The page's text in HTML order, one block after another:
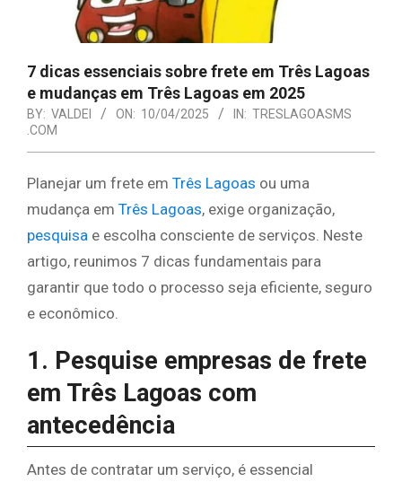
7 dicas essenciais sobre frete em Três Lagoas
e mudanças em Três Lagoas em 2025
BY: VALDEI ON: 10/04/2025 IN: TRESLAGOASMS
.COM
Planejar um frete em Três Lagoas ou uma
mudança em Três Lagoas, exige organização,
pesquisa e escolha consciente de serviços. Neste
artigo, reunimos 7 dicas fundamentais para
garantir que todo o processo seja eficiente, seguro
e econômico.
1. Pesquise empresas de frete
em Três Lagoas com
antecedência
Antes de contratar um serviço, é essencial